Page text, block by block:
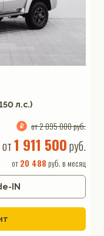
л.с.)
от 2 095 000 руб.
от1 911 500руб.
от20 488 руб. в месяц
IN